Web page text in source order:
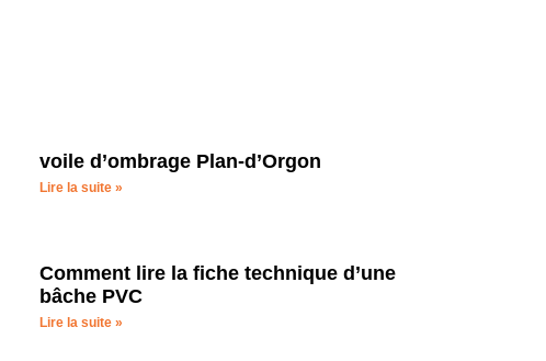
voile d’ombrage Plan-d’Orgon
Lire la suite »
Comment lire la fiche technique d’une
bâche PVC
Lire la suite »